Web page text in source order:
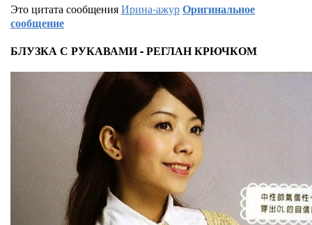
Это цитата сообщенияИрина-ажурОригинальное
сообщение
БЛУЗКА С РУКАВАМИ - РЕГЛАН КРЮЧКОМ